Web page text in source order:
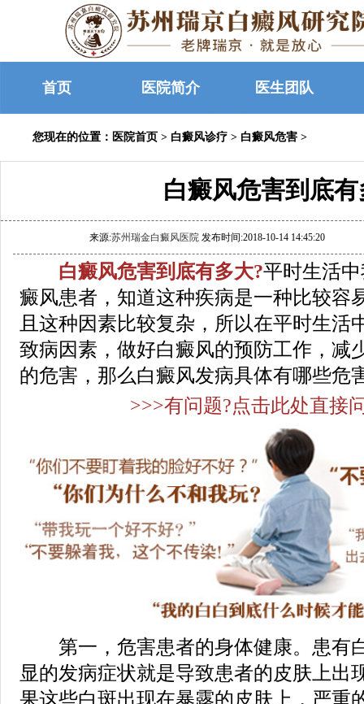
首页 医院简介 医生团队
您现在的位置： 医院首页 > 白癜风诊疗 > 白癜风危害 >
白癜风危害到底
来源:苏州瑞金白癜风医院 发布时间:2018-10-14 14:45:20
白癜风危害到底有多大?平时生活
癜风患者，知道这种疾病是一种比较容
且这种因素比较复杂，所以在平时生活
致病因素，做好白癜风的预防工作，减
的危害，那么白癜风发病具体有哪些危
>>>有问题?点击此处直接
第一，危害患者的身体健康。患有
显的发病症状就是导致患者的皮肤上出
果这些白斑出现在暴露的皮肤上，严重